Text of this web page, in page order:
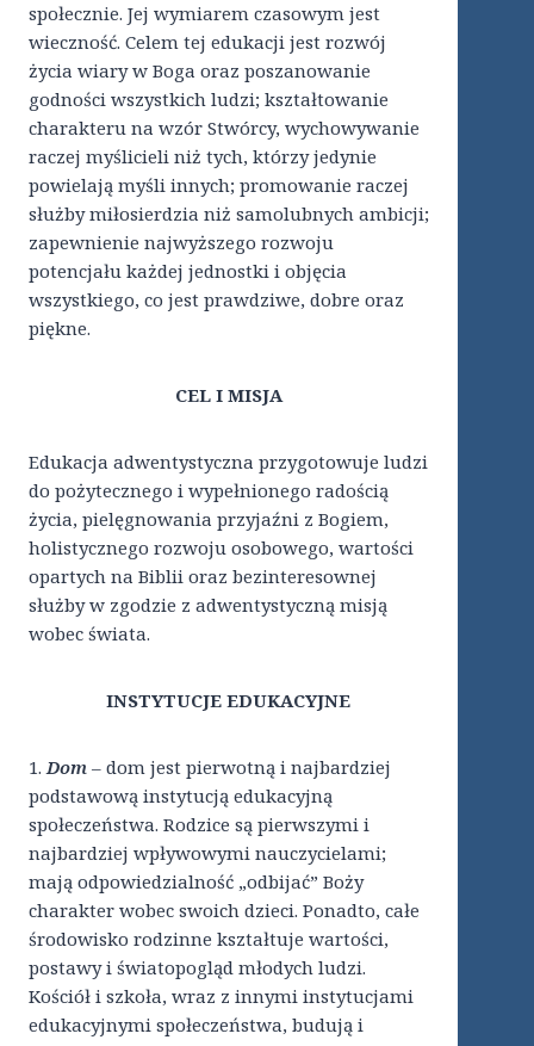
społecznie. Jej wymiarem czasowym jest
wieczność. Celem tej edukacji jest rozwój
życia wiary w Boga oraz poszanowanie
godności wszystkich ludzi; kształtowanie
charakteru na wzór Stwórcy, wychowywanie
raczej myślicieli niż tych, którzy jedynie
powielają myśli innych; promowanie raczej
służby miłosierdzia niż samolubnych ambicji;
zapewnienie najwyższego rozwoju
potencjału każdej jednostki i objęcia
wszystkiego, co jest prawdziwe, dobre oraz
piękne.
CEL I MISJA
Edukacja adwentystyczna przygotowuje ludzi
do pożytecznego i wypełnionego radością
życia, pielęgnowania przyjaźni z Bogiem,
holistycznego rozwoju osobowego, wartości
opartych na Biblii oraz bezinteresownej
służby w zgodzie z adwentystyczną misją
wobec świata.
INSTYTUCJE EDUKACYJNE
1.Dom – dom jest pierwotną i najbardziej
podstawową instytucją edukacyjną
społeczeństwa. Rodzice są pierwszymi i
najbardziej wpływowymi nauczycielami;
mają odpowiedzialność „odbijać” Boży
charakter wobec swoich dzieci. Ponadto, całe
środowisko rodzinne kształtuje wartości,
postawy i światopogląd młodych ludzi.
Kościół i szkoła, wraz z innymi instytucjami
edukacyjnymi społeczeństwa, budują i